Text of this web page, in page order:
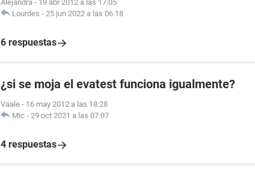
Alejandra - 19 abr 2012 a las 17:05
Lourdes - 25 jun 2022 a las 06:18
6 respuestas
¿si se moja el evatest funciona igualmente?
Vaale - 16 may 2012 a las 18:28
Mic - 29 oct 2021 a las 07:07
4 respuestas